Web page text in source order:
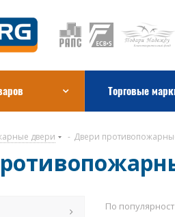
Торговые
двери - Двери
По